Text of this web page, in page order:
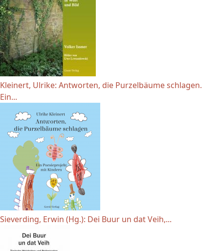
Kleinert, Ulrike: Antworten, die Purzelbäume schlagen.
Ein...
Sieverding, Erwin (Hg.): Dei Buur un dat Veih,...